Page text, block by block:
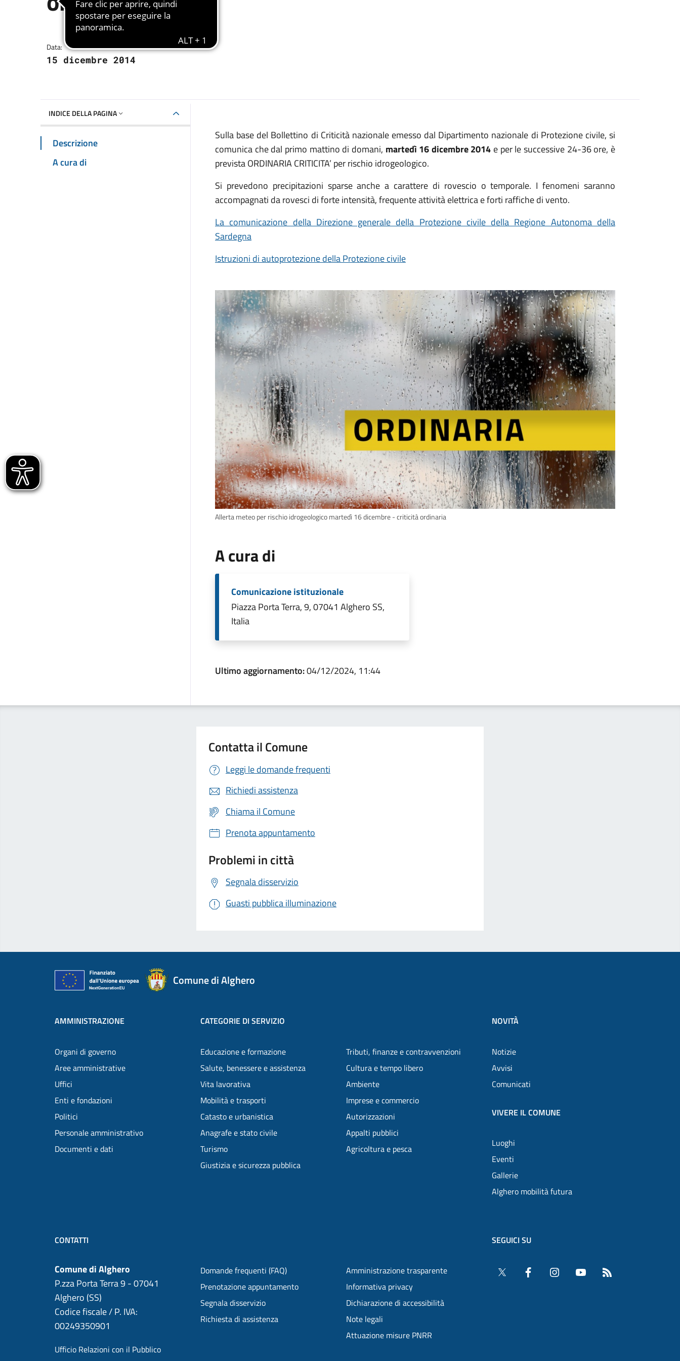
Dettagli della notizia
Data:
15 dicembre 2014
INDICE DELLA PAGINA
Descrizione
A cura di
Sulla base del Bollettino di Criticità nazionale emesso dal Dipartimento nazionale di Protezione civile, si
comunica che dal primo mattino di domani, martedì 16 dicembre 2014 e per le successive 24-36 ore, è
prevista ORDINARIA CRITICITA’ per rischio idrogeologico.
Si prevedono precipitazioni sparse anche a carattere di rovescio o temporale. I fenomeni saranno
accompagnati da rovesci di forte intensità, frequente attività elettrica e forti raffiche di vento.
La comunicazione della Direzione generale della Protezione civile della Regione Autonoma della
Sardegna
Istruzioni di autoprotezione della Protezione civile
Allerta meteo per rischio idrogeologico martedì 16 dicembre - criticità ordinaria
A cura di
Comunicazione istituzionale
Piazza Porta Terra, 9, 07041 Alghero SS,
Italia
Ultimo aggiornamento:04/12/2024, 11:44
Contatta il Comune
Leggi le domande frequenti
Richiedi assistenza
Chiama il Comune
Prenota appuntamento
Problemi in città
Segnala disservizio
Guasti pubblica illuminazione
Comune di Alghero
AMMINISTRAZIONE
Organi di governo
Aree amministrative
Uffici
Enti e fondazioni
Politici
Personale amministrativo
Documenti e dati
CATEGORIE DI SERVIZIO
Educazione e formazione
Salute, benessere e assistenza
Vita lavorativa
Mobilità e trasporti
Catasto e urbanistica
Anagrafe e stato civile
Turismo
Giustizia e sicurezza pubblica
Tributi, finanze e contravvenzioni
Cultura e tempo libero
Ambiente
Imprese e commercio
Autorizzazioni
Appalti pubblici
Agricoltura e pesca
NOVITÀ
Notizie
Avvisi
Comunicati
VIVERE IL COMUNE
Luoghi
Eventi
Gallerie
Alghero mobilità futura
CONTATTI
Comune di Alghero
P.zza Porta Terra 9 - 07041
Alghero (SS)
Codice fiscale / P. IVA:
00249350901
Ufficio Relazioni con il Pubblico
Domande frequenti (FAQ)
Prenotazione appuntamento
Segnala disservizio
Richiesta di assistenza
Amministrazione trasparente
Informativa privacy
Dichiarazione di accessibilità
Note legali
Attuazione misure PNRR
SEGUICI SU
Twitter Facebook InstagramYouTube